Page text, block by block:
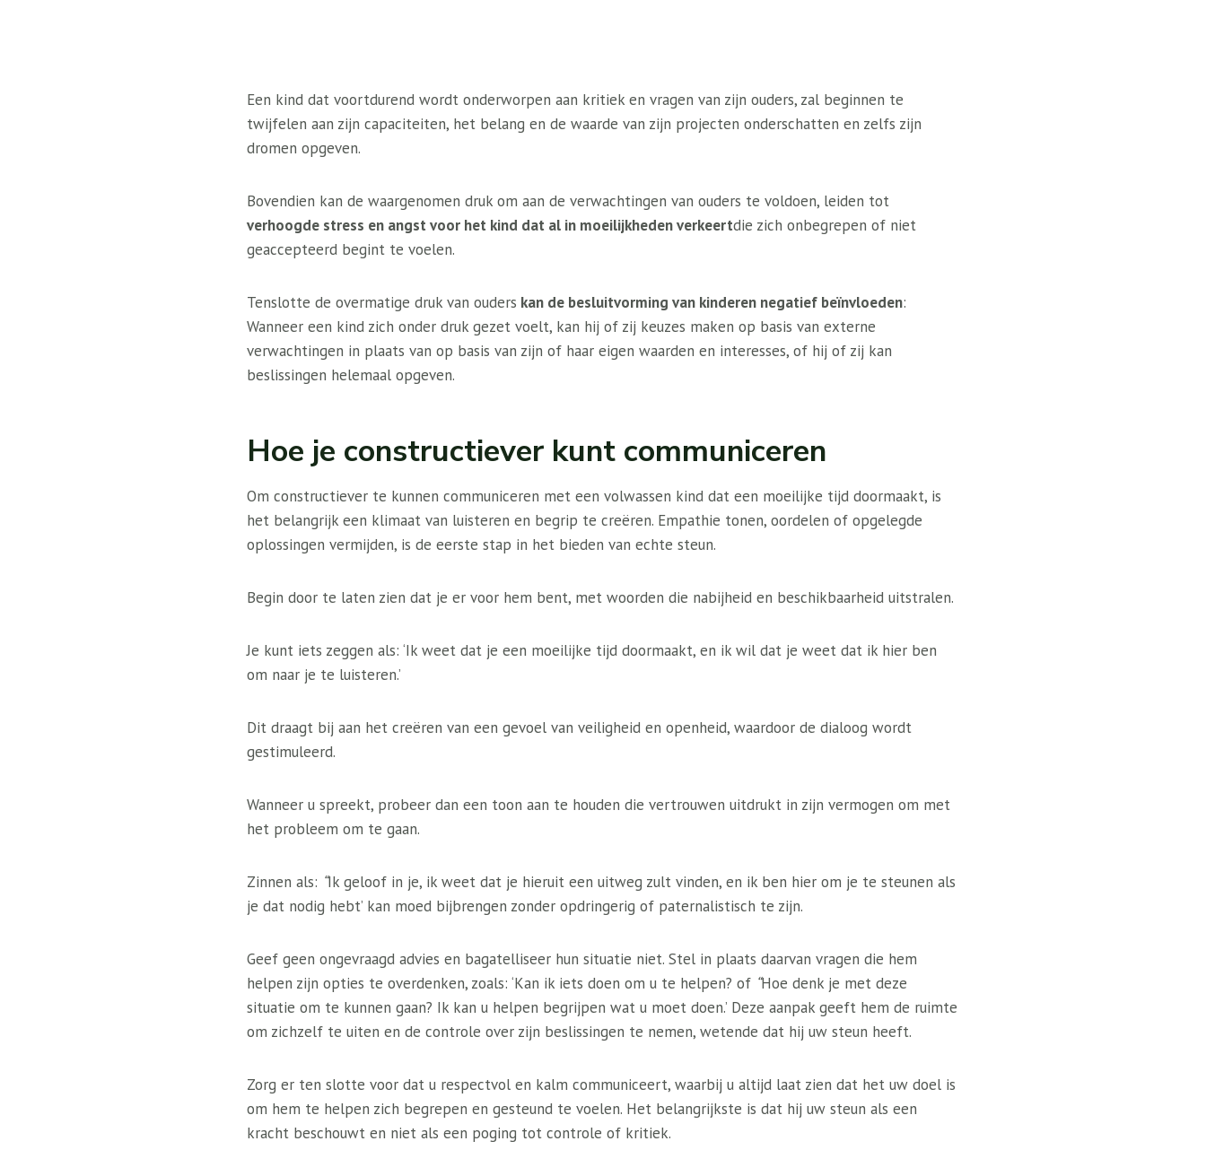
Een kind dat voortdurend wordt onderworpen aan kritiek en vragen van zijn ouders, zal beginnen te
twijfelen aan zijn capaciteiten, het belang en de waarde van zijn projecten onderschatten en zelfs zijn
dromen opgeven.
Bovendien kan de waargenomen druk om aan de verwachtingen van ouders te voldoen, leiden tot
verhoogde stress en angst voor het kind dat al in moeilijkheden verkeertdie zich onbegrepen of niet
geaccepteerd begint te voelen.
Tenslotte de overmatige druk van ouders kan de besluitvorming van kinderen negatief beïnvloeden:
Wanneer een kind zich onder druk gezet voelt, kan hij of zij keuzes maken op basis van externe
verwachtingen in plaats van op basis van zijn of haar eigen waarden en interesses, of hij of zij kan
beslissingen helemaal opgeven.
Hoe je constructiever kunt communiceren
Om constructiever te kunnen communiceren met een volwassen kind dat een moeilijke tijd doormaakt, is
het belangrijk een klimaat van luisteren en begrip te creëren. Empathie tonen, oordelen of opgelegde
oplossingen vermijden, is de eerste stap in het bieden van echte steun.
Begin door te laten zien dat je er voor hem bent, met woorden die nabijheid en beschikbaarheid uitstralen.
Je kunt iets zeggen als: ‘Ik weet dat je een moeilijke tijd doormaakt, en ik wil dat je weet dat ik hier ben
om naar je te luisteren.’
Dit draagt ​​bij aan het creëren van een gevoel van veiligheid en openheid, waardoor de dialoog wordt
gestimuleerd.
Wanneer u spreekt, probeer dan een toon aan te houden die vertrouwen uitdrukt in zijn vermogen om met
het probleem om te gaan.
Zinnen als: “Ik geloof in je, ik weet dat je hieruit een uitweg zult vinden, en ik ben hier om je te steunen als
je dat nodig hebt’ kan moed bijbrengen zonder opdringerig of paternalistisch te zijn.
Geef geen ongevraagd advies en bagatelliseer hun situatie niet. Stel in plaats daarvan vragen die hem
helpen zijn opties te overdenken, zoals: ‘Kan ik iets doen om u te helpen? of “Hoe denk je met deze
situatie om te kunnen gaan? Ik kan u helpen begrijpen wat u moet doen.’ Deze aanpak geeft hem de ruimte
om zichzelf te uiten en de controle over zijn beslissingen te nemen, wetende dat hij uw steun heeft.
Zorg er ten slotte voor dat u respectvol en kalm communiceert, waarbij u altijd laat zien dat het uw doel is
om hem te helpen zich begrepen en gesteund te voelen. Het belangrijkste is dat hij uw steun als een
kracht beschouwt en niet als een poging tot controle of kritiek.